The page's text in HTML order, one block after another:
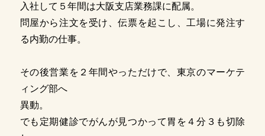
入社して５年間は大阪支店業務課に配属。
問屋から注文を受け、伝票を起こし、工場に発注す
る内勤の仕事。
その後営業を２年間やっただけで、東京のマーケテ
ィング部へ
異動。
でも定期健診でがんが見つかって胃を４分３も切除